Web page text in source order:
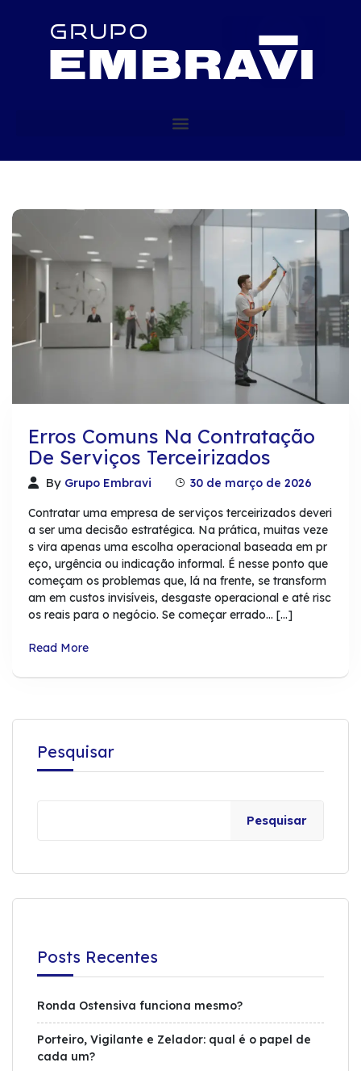
Erros Comuns Na Contratação
De Serviços Terceirizados
By Grupo Embravi 30 de março de 2026
Contratar uma empresa de serviços terceirizados deveri
a ser uma decisão estratégica. Na prática, muitas veze
s vira apenas uma escolha operacional baseada em pr
eço, urgência ou indicação informal. É nesse ponto que
começam os problemas que, lá na frente, se transform
am em custos invisíveis, desgaste operacional e até risc
os reais para o negócio. Se começar errado… […]
Read More
Pesquisar
Pesquisar
Posts Recentes
Ronda Ostensiva funciona mesmo?
Porteiro, Vigilante e Zelador: qual é o papel de
cada um?